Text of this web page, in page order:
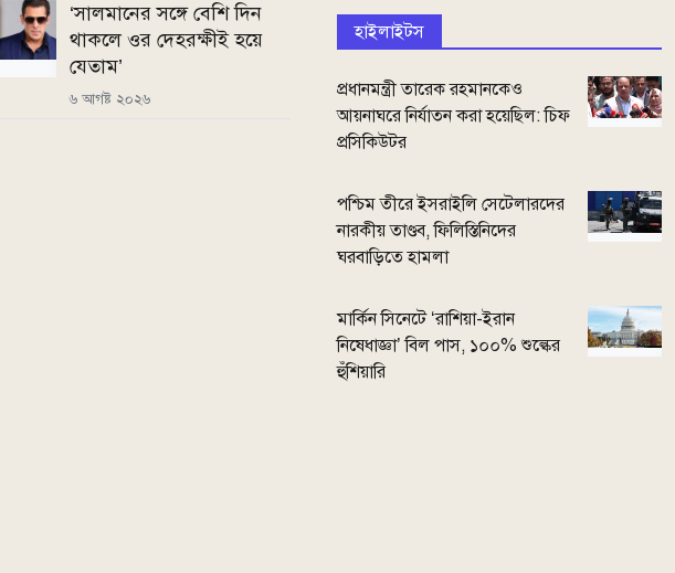
‘সালমানের সঙ্গে বেশি দিন
থাকলে ওর দেহরক্ষীই হয়ে
যেতাম’
৬ আগষ্ট ২০২৬
হাইলাইটস
প্রধানমন্ত্রী তারেক রহমানকেও
আয়নাঘরে নির্যাতন করা হয়েছিল: চিফ
প্রসিকিউটর
পশ্চিম তীরে ইসরাইলি সেটেলারদের
নারকীয় তাণ্ডব, ফিলিস্তিনিদের
ঘরবাড়িতে হামলা
মার্কিন সিনেটে ‘রাশিয়া-ইরান
নিষেধাজ্ঞা’ বিল পাস, ১০০% শুল্কের
হুঁশিয়ারি